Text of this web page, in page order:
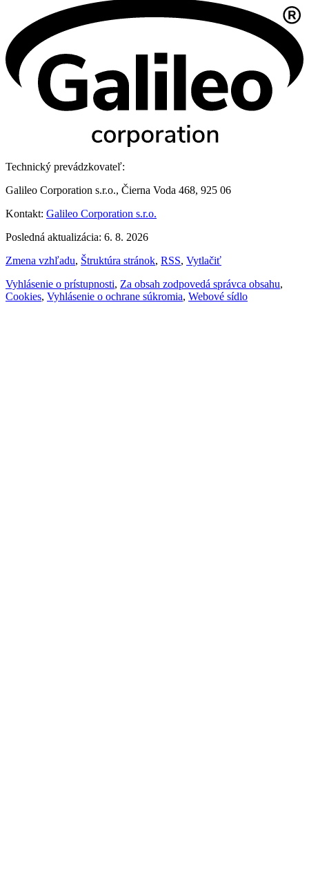
Technický prevádzkovateľ:
Galileo Corporation s.r.o., Čierna Voda 468, 925 06
Kontakt: Galileo Corporation s.r.o.
Posledná aktualizácia: 6. 8. 2026
Zmena vzhľadu, Štruktúra stránok, RSS, Vytlačiť
Vyhlásenie o prístupnosti, Za obsah zodpovedá správca obsahu,
Cookies, Vyhlásenie o ochrane súkromia, Webové sídlo